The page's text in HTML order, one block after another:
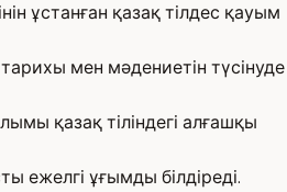
ұстанған қазақ тілдес қауым
мен мәдениетін түсінуде
қазақ тіліндегі алғашқы
ежелгі ұғымды білдіреді.